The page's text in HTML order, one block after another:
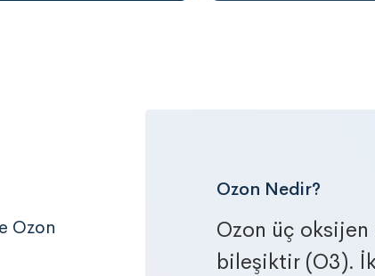
Ozon
Ozon Nedir?
Ozon üç
bileşiktir (O3).